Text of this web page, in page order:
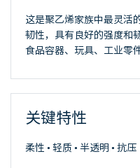
这是聚乙烯家族中最灵活
韧性，具有良好的强度和
食品容器、玩具、工业零
关键特性
柔性 • 轻质 • 半透明 • 抗压